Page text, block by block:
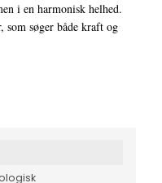
i en harmonisk helhed.
som søger både kraft og